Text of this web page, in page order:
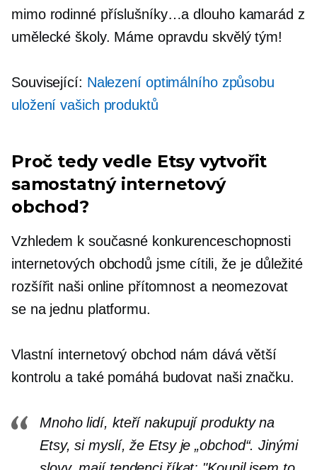
mimo rodinné příslušníky…adlouhokamarád z
umělecké školy. Máme opravdu skvělý tým!
Související: Nalezení optimálního způsobu
uložení vašich produktů
Proč tedy vedle Etsy vytvořit
samostatný internetový
obchod?
Vzhledem k současné konkurenceschopnosti
internetových obchodů jsme cítili, že je důležité
rozšířit naši online přítomnost a neomezovat
se na jednu platformu.
Vlastní internetový obchod nám dává větší
kontrolu a také pomáhá budovat naši značku.
Mnoho lidí, kteří nakupují produkty na
Etsy, si myslí, že Etsy je „obchod“. Jinými